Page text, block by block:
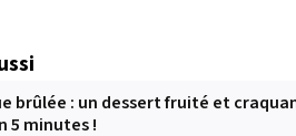
brûlée : un dessert fruité et
5 minutes !